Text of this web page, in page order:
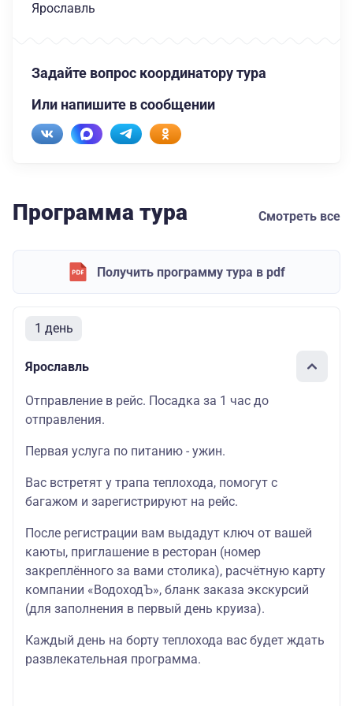
Ярославль
Задайте вопрос координатору тура
Или напишите в сообщении
Программа тура Смотреть все
Получить программу тура в pdf
1 день
Ярославль
Отправление в рейс. Посадка за 1 час до
отправления.
Первая услуга по питанию - ужин.
Вас встретят у трапа теплохода, помогут с
багажом и зарегистрируют на рейс.
После регистрации вам выдадут ключ от вашей
каюты, приглашение в ресторан (номер
закреплённого за вами столика), расчётную карту
компании «ВодоходЪ», бланк заказа экскурсий
(для заполнения в первый день круиза).
Каждый день на борту теплохода вас будет ждать
развлекательная программа.